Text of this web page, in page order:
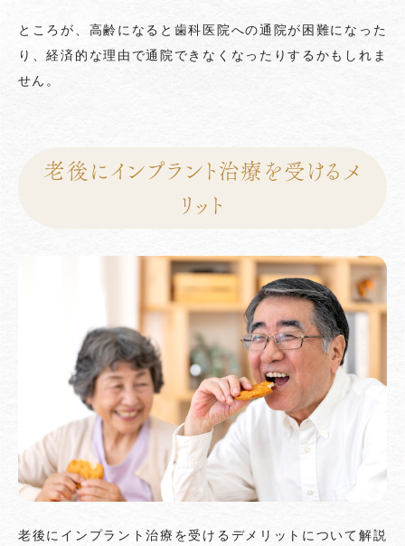
ところが、高齢になると歯科医院への通院が困難になった
り、経済的な理由で通院できなくなったりするかもしれま
せん。
老後にインプラント治療を受けるメ
リット
老後にインプラント治療を受けるデメリットについて解説